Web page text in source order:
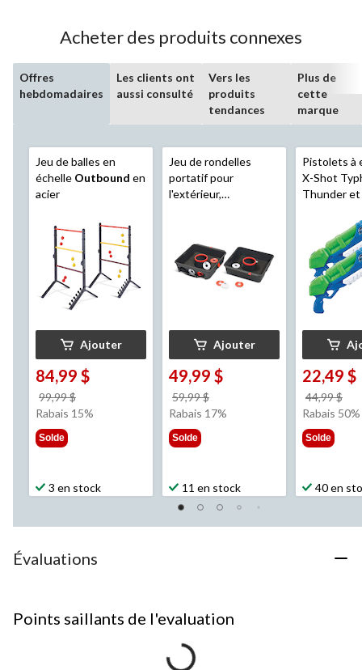
Acheter des produits connexes
Offres
hebdomadaires
Les clients ont
aussi consulté
Vers les
produits
tendances
Plus de
cette
marque
Jeu de balles en
échelle Outbound en
acier
Ajouter
84,99 $
99,99 $
était
Rabais 15%
Solde
3 en stock
Jeu de rondelles
portatif pour
l'extérieur,
jeu de pelouse
Ajouter
49,99 $
59,99 $
était
Rabais 17%
Solde
11 en stock
Pistolets à
X-Shot
Thunder
ans et
22,49 $
44,99 $
Rabais 50%
Solde
40 en
Évaluations
Points saillants de l'evaluation